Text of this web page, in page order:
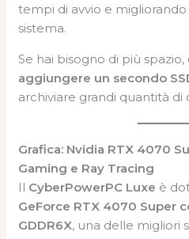
tempi di avvio e
sistema.
Se hai bisogno di più
aggiungere un secondo
archiviare grandi quantità di
Grafica: Nvidia RTX 4070
Gaming e Ray Tracing
Il CyberPowerPC Luxe è
GeForce RTX 4070 Super
GDDR6X, una delle migliori